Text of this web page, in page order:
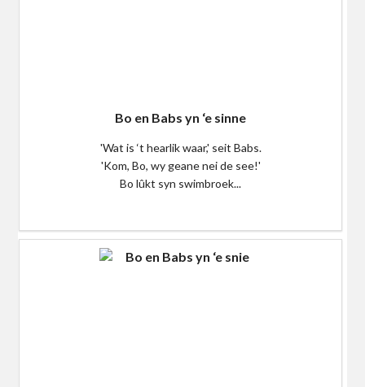
Bo en Babs yn ‘e sinne
'Wat is ‘t hearlik waar,' seit Babs.
'Kom, Bo, wy geane nei de see!'
Bo lûkt syn swimbroek...